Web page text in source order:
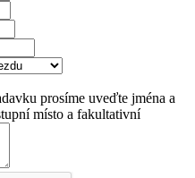
prosíme uveďte jména a
místo a fakultativní